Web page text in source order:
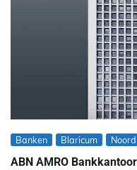
Banken Blaricum
ABN AMRO